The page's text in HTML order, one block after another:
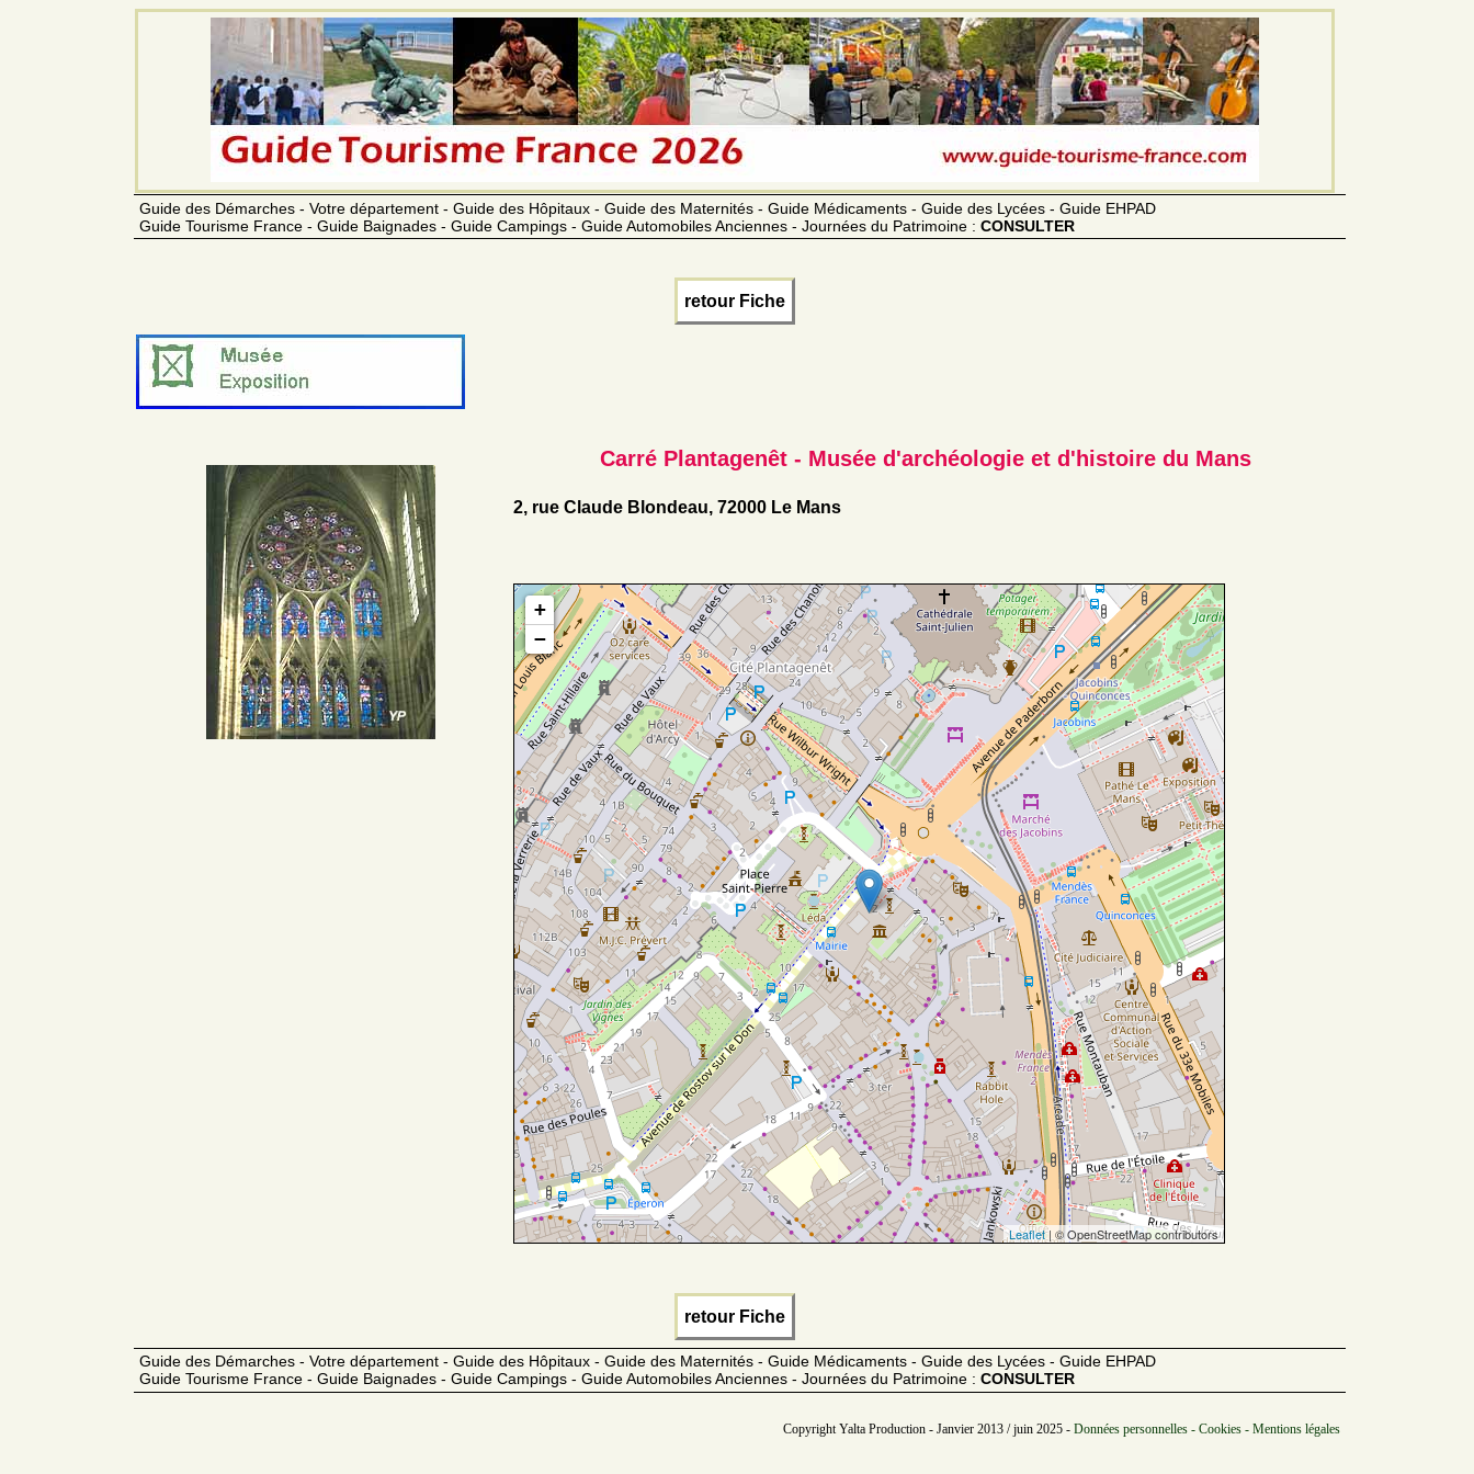
Guide des Démarches - Votre département - Guide des Hôpitaux - Guide des Maternités - Guide Médicaments - Guide des Lycées - Guide EHPAD
Guide Tourisme France - Guide Baignades - Guide Campings - Guide Automobiles Anciennes - Journées du Patrimoine : CONSULTER
retour Fiche
Carré Plantagenêt - Musée d'archéologie et d'histoire du Mans
2, rue Claude Blondeau, 72000 Le Mans
+
−
Leaflet| © OpenStreetMap contributors
retour Fiche
Guide des Démarches - Votre département - Guide des Hôpitaux - Guide des Maternités - Guide Médicaments - Guide des Lycées - Guide EHPAD
Guide Tourisme France - Guide Baignades - Guide Campings - Guide Automobiles Anciennes - Journées du Patrimoine : CONSULTER
Copyright Yalta Production - Janvier 2013 / juin 2025 - Données personnelles - Cookies - Mentions légales